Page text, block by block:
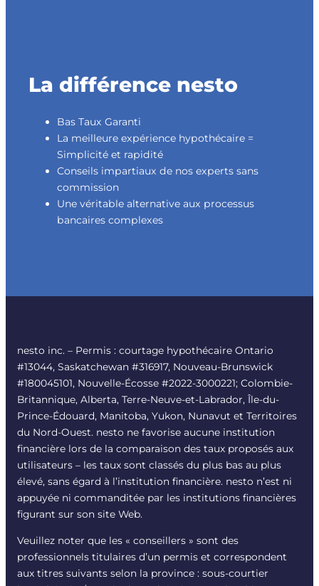
La différence nesto
Bas Taux Garanti
La meilleure expérience hypothécaire =
Simplicité et rapidité
Conseils impartiaux de nos experts sans
commission
Une véritable alternative aux processus
bancaires complexes
nesto inc. – Permis : courtage hypothécaire Ontario
#13044, Saskatchewan #316917, Nouveau-Brunswick
#180045101, Nouvelle-Écosse #2022-3000221; Colombie-
Britannique, Alberta, Terre-Neuve-et-Labrador, Île-du-
Prince-Édouard, Manitoba, Yukon, Nunavut et Territoires
du Nord-Ouest. nesto ne favorise aucune institution
financière lors de la comparaison des taux proposés aux
utilisateurs – les taux sont classés du plus bas au plus
élevé, sans égard à l’institution financière. nesto n’est ni
appuyée ni commanditée par les institutions financières
figurant sur son site Web.
Veuillez noter que les « conseillers » sont des
professionnels titulaires d’un permis et correspondent
aux titres suivants selon la province : sous-courtier